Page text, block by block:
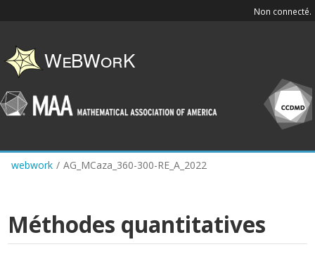
content
Non connecté.
webwork / AG_MCaza_360-300-RE_A_2022
Méthodes quantitatives